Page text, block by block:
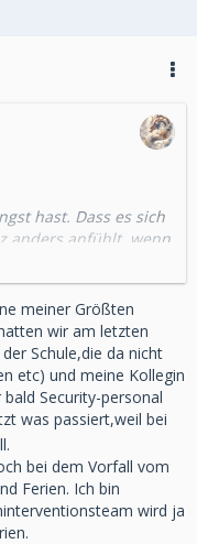
hast. Dass es sich
anders anfühlt, wenn
Angst zu
Angst zu nehmen.
mit euren
für sie zu
beschäftigst,
auch selbst ein
meiner Größten
wir am letzten
Schule,die da nicht
etc) und meine Kollegin
Security-personal
was passiert,weil bei
bei dem Vorfall vom
Ferien. Ich bin
wird ja